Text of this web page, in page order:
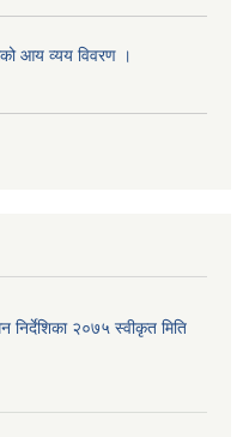
आय व्यय विवरण ।
निर्देशिका २०७५ स्वीकृत मिति